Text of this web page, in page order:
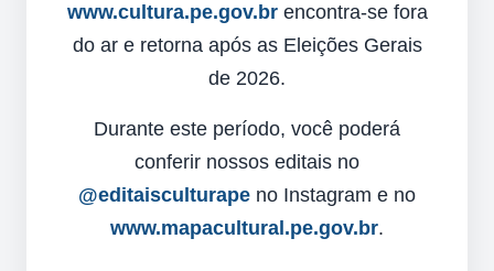
www.cultura.pe.gov.brencontra-se fora
do ar e retorna após as Eleições Gerais
de 2026.
Durante este período, você poderá
conferir nossos editais no
@editaisculturape no Instagram e no
www.mapacultural.pe.gov.br.